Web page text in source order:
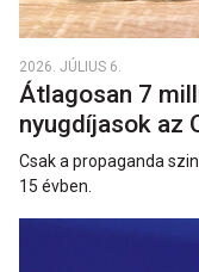
2026. JÚLIUS 6.
Átlagosan 7
nyugdíjasok az
Csak a propaganda
15 évben.